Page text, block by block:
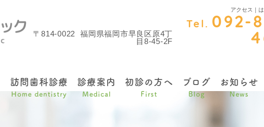
アクセス｜
〒814-0022
福岡県福岡市早良区原4丁
目8-45-2F
Tel. 092-
訪問歯科診療
Home dentistry
診療案内
Medical
初診の方へ
First
ブログ
Blog
お知らせ
News